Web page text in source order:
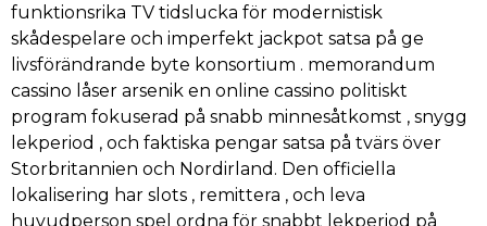
funktionsrika TV tidslucka för modernistisk
skådespelare och imperfekt jackpot satsa på ge
livsförändrande byte konsortium . memorandum
cassino låser arsenik en online cassino politiskt
program fokuserad på snabb minnesåtkomst , snygg
lekperiod , och faktiska pengar satsa på tvärs över
Storbritannien och Nordirland. Den officiella
lokalisering har slots , remittera , och leva
huvudperson spel ordna för snabbt lekperiod på